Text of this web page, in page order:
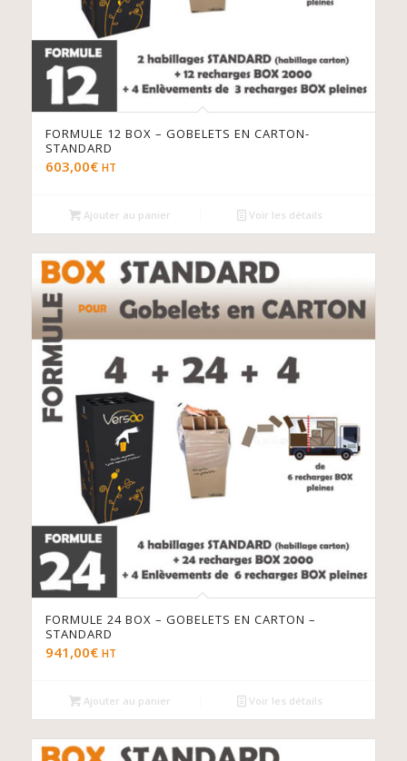
FORMULE 12 BOX – GOBELETS EN CARTON-
STANDARD
603,00€ HT
Ajouter au panier Voir les détails
FORMULE 24 BOX – GOBELETS EN CARTON –
STANDARD
941,00€ HT
Ajouter au panier Voir les détails